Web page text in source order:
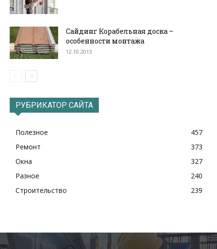
Сайдинг Корабельная доска –
особенности монтажа
12.10.2013
РУБРИКАТОР САЙТА
Полезное
457
Ремонт
373
Окна
327
Разное
240
Строительство
239